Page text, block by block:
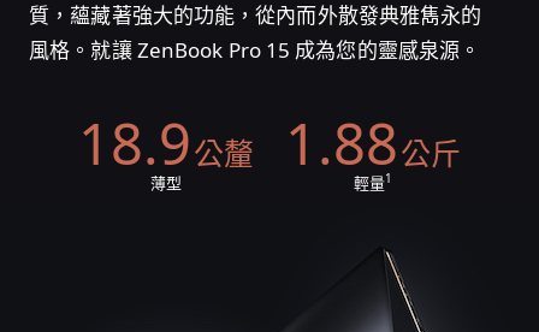
質，蘊藏著強大的功能，從內而外散發典雅雋永的
風格。就讓 ZenBook Pro 15 成為您的靈感泉源。
18.9公釐
薄型
1.88公斤
輕量1